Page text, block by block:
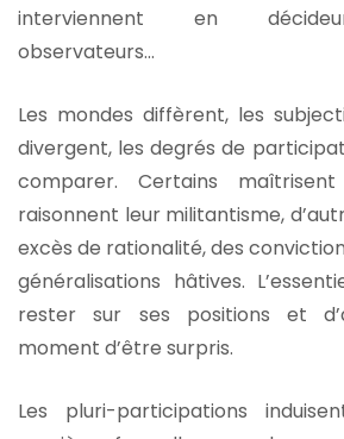
interviennent en
observateurs…
Les mondes diffèrent, les
divergent, les degrés de
comparer. Certains
raisonnent leur militantisme,
excès de rationalité, des
généralisations hâtives.
rester sur ses positions et
moment d’être surpris.
Les pluri-participations